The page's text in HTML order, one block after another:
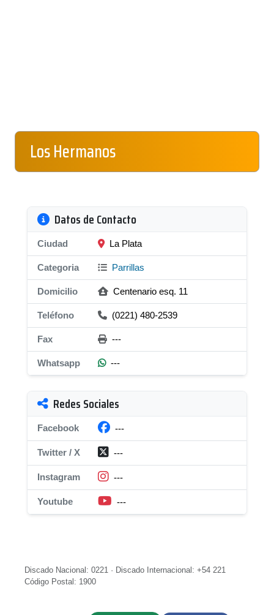
Los Hermanos
Datos de Contacto
Ciudad La Plata
Categoria Parrillas
Domicilio Centenario esq. 11
Teléfono (0221) 480-2539
Fax ---
Whatsapp ---
Redes Sociales
Facebook ---
Twitter / X ---
Instagram ---
Youtube ---
Discado Nacional: 0221 · Discado Internacional: +54 221
Código Postal: 1900